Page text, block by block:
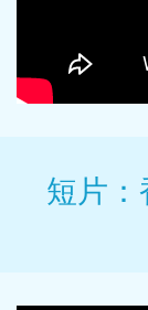
短片：